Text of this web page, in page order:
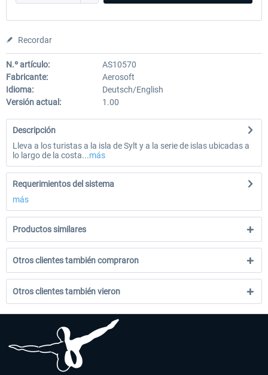
Recordar
N.º artículo:
AS10570
Fabricante:
Aerosoft
Idioma:
Deutsch/English
Versión actual:
1.00
Descripción
Lleva a los turistas a la isla de Sylt y a la serie de islas ubicadas a
lo largo de la costa...más
Requerimientos del sistema
más
Productos similares
Otros clientes también compraron
Otros clientes también vieron